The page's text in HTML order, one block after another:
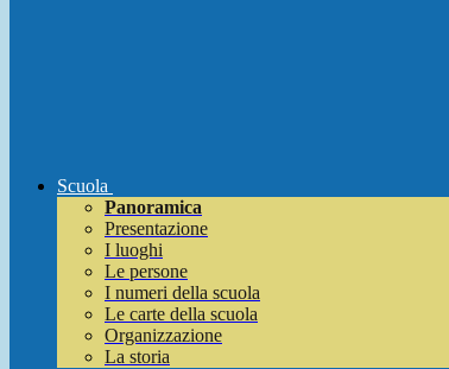
Scuola
Panoramica
Presentazione
I luoghi
Le persone
I numeri della scuola
Le carte della scuola
Organizzazione
La storia